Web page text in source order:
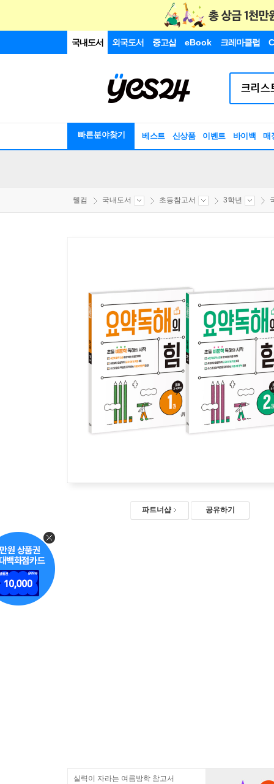
국내도서 외국도서 중고샵 eBook 크레마클럽
빠른분야찾기 베스트 신상품 이벤트 바이백 매
웰컴 국내도서 초등참고서 3학년
파트너샵 공유하기
실력이 자라는 여름방학 참고서